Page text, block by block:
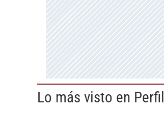
Lo más visto en Perfil